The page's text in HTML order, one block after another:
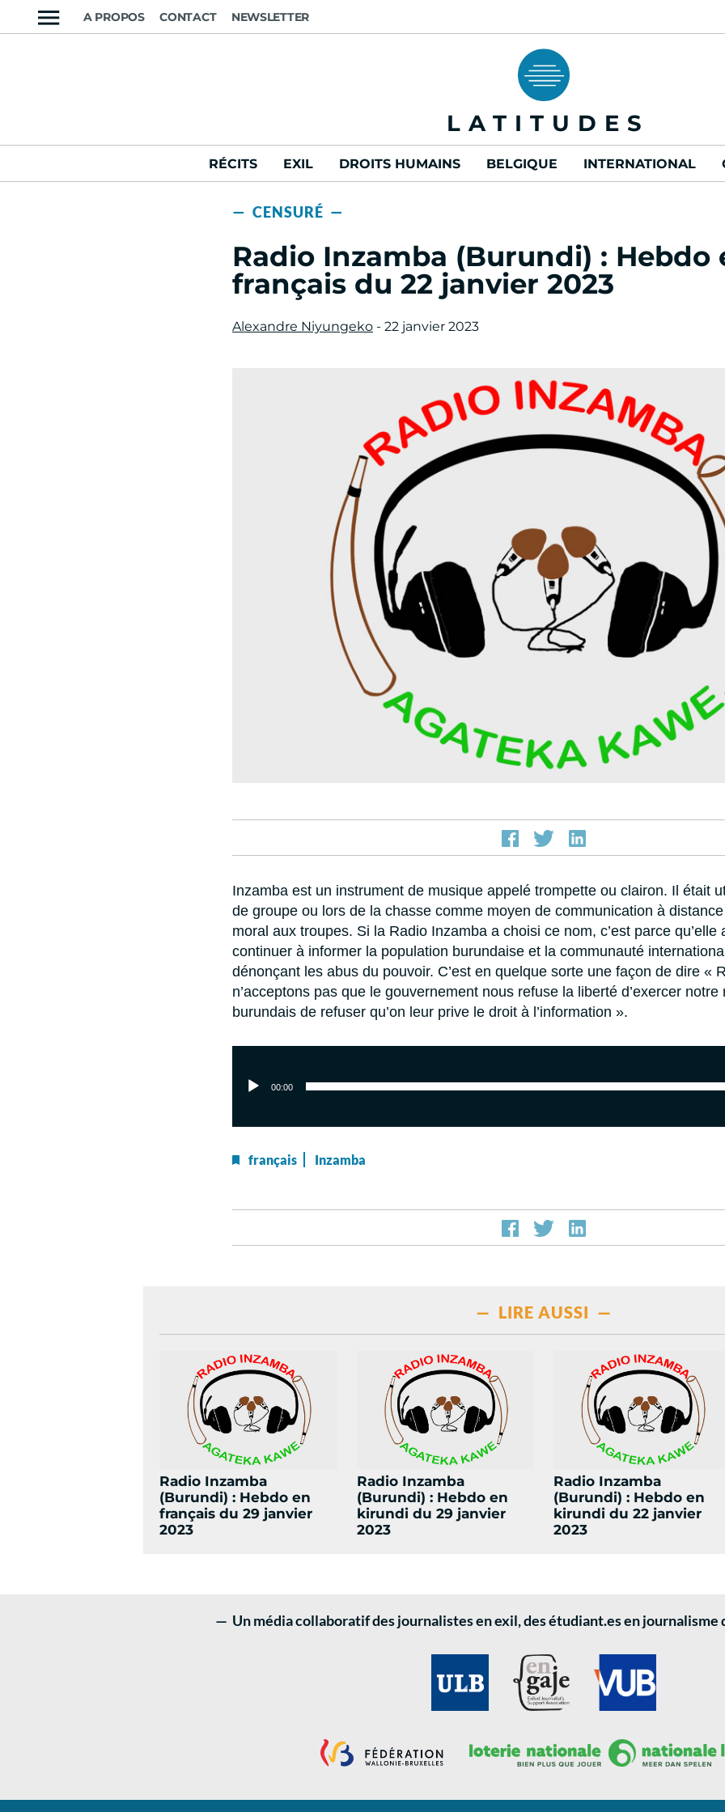
A PROPOS CONTACT NEWSLETTER
LATITUDES
RÉCITS EXIL DROITS HUMAINS BELGIQUE INTERNATIONAL
— CENSURÉ —
Radio Inzamba (Burundi) : Hebdo
français du 22 janvier 2023
Alexandre Niyungeko - 22 janvier 2023
Inzamba est un instrument de musique appelé trompette ou clairon. Il était
de groupe ou lors de la chasse comme moyen de communication à
moral aux troupes. Si la Radio Inzamba a choisi ce nom, c’est parce qu’elle
continuer à informer la population burundaise et la communauté
dénonçant les abus du pouvoir. C’est en quelque sorte une façon de dire «
n’acceptons pas que le gouvernement nous refuse la liberté d’exercer notre
burundais de refuser qu’on leur prive le droit à l’information ».
Lecteur
00:00
français Inzamba
— LIRE AUSSI —
Radio Inzamba
(Burundi) : Hebdo en
français du 29 janvier
2023
Radio Inzamba
(Burundi) : Hebdo en
kirundi du 29 janvier
2023
Radio Inzamba
(Burundi) : Hebdo en
kirundi du 22 janvier
2023
— Un média collaboratif des journalistes en exil, des étudiant.es en journalisme